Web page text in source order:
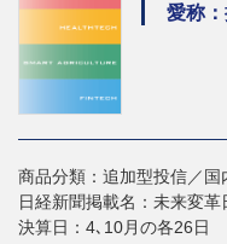
愛称
商品分類：追加型投信／国
日経新聞掲載名：未来変革
決算日：4､10月の各26日